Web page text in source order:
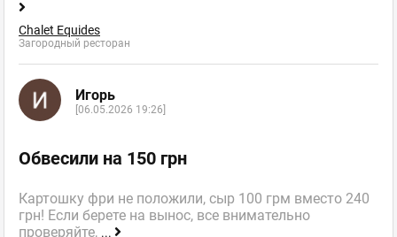
Chalet Equides
Загородный ресторан
Игорь
[06.05.2026 19:26]
Обвесили на 150 грн
Картошку фри не положили, сыр 100 грм вместо 240
грн! Если берете на вынос, все внимательно
проверяйте, ...